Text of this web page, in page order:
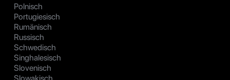
Polnisch
Portugiesisch
Rumänisch
Russisch
Schwedisch
Singhalesisch
Slovenisch